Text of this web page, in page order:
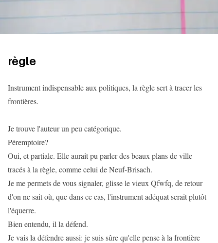
règle
Instrument indispensable aux politiques, la règle sert à tracer les
frontières.
Je trouve l'auteur un peu catégorique.
Péremptoire?
Oui, et partiale. Elle aurait pu parler des beaux plans de ville
tracés à la règle, comme celui de Neuf-Brisach.
Je me permets de vous signaler, glisse le vieux Qfwfq, de retour
d'on ne sait où, que dans ce cas, l'instrument adéquat serait plutôt
l'équerre.
Bien entendu, il la défend.
Je vais la défendre aussi: je suis sûre qu'elle pense à la frontière